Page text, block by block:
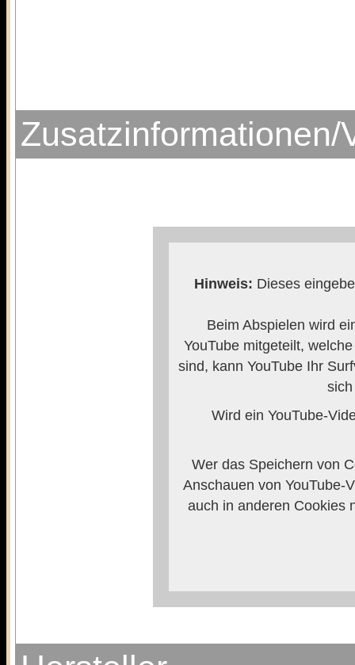
Zusatzinformationen/
Hinweis: Dieses
Beim Abspielen wird
YouTube mitgeteilt,
sind, kann YouTube Ihr
Wird ein YouTube-
Wer das Speichern von
Anschauen von YouTube-
auch in anderen Cookies